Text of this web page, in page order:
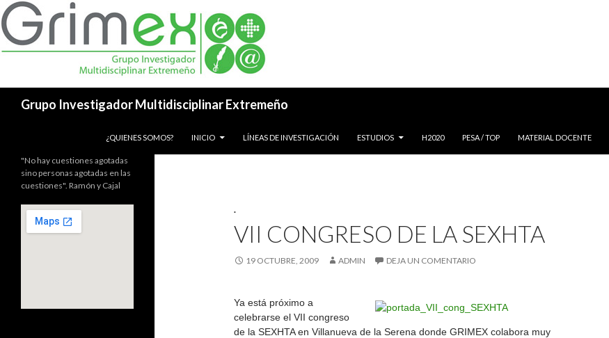
Grupo Investigador Multidisciplinar Extremeño
¿QUIENES SOMOS?
INICIO LÍNEAS DE INVESTIGACIÓN ESTUDIOS H2020 PESA / TOP MATERIAL DOCENTE
.
VII CONGRESO DE LA SEXHTA
19 OCTUBRE, 2009 ADMIN DEJA UN COMENTARIO
Ya está próximo a
celebrarse el VII congreso
de la SEXHTA en Villanueva de la Serena donde GRIMEX colabora muy
"No hay cuestiones agotadas
sino personas agotadas en las
cuestiones". Ramón y Cajal